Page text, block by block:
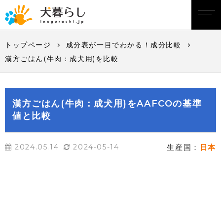
トップページ
成分表が一目でわかる！成分比較
漢方ごはん(牛肉：成犬用)を比較
漢方ごはん(牛肉：成犬用)をAAFCOの基準
値と比較
2024.05.14 2024-05-14 生産国： 日本